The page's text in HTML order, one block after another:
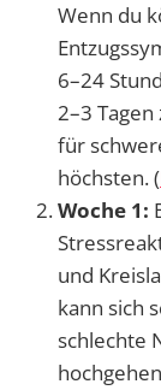
Wenn du
6–24
2–3
für
höchsten. (
Woche 1:
und
kann sich
schlechte